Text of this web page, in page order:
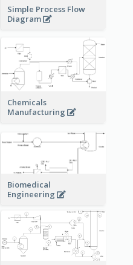
Simple Process Flow
Diagram
Chemicals
Manufacturing
Biomedical
Engineering